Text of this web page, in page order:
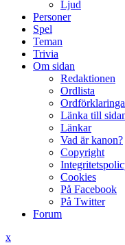
Ljud
Personer
Spel
Teman
Trivia
Om sidan
Redaktionen
Ordlista
Länka till
Länkar
Vad är kanon?
Copyright
Cookies
På Facebook
På Twitter
Forum
x